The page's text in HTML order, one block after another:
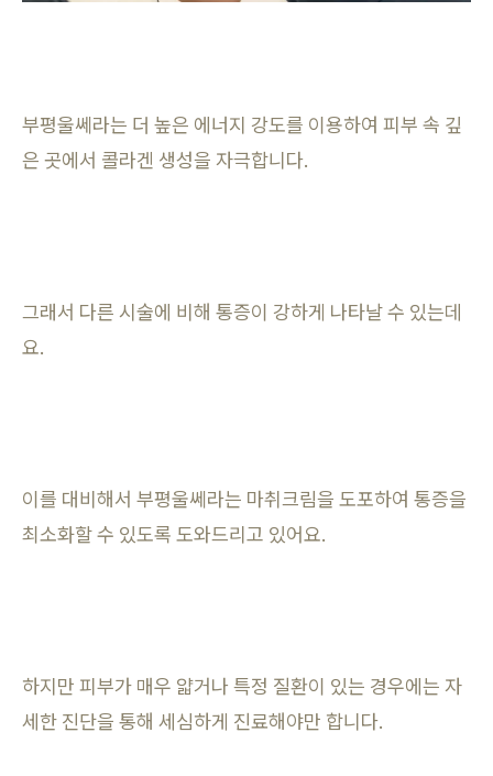
부평울쎄라는 더 높은 에너지 강도를 이용하여 피부 속 깊
은 곳에서 콜라겐 생성을 자극합니다.
그래서 다른 시술에 비해 통증이 강하게 나타날 수 있는데
요.
이를 대비해서 부평울쎄라는 마취크림을 도포하여 통증을
최소화할 수 있도록 도와드리고 있어요.
하지만 피부가 매우 얇거나 특정 질환이 있는 경우에는 자
세한 진단을 통해 세심하게 진료해야만 합니다.